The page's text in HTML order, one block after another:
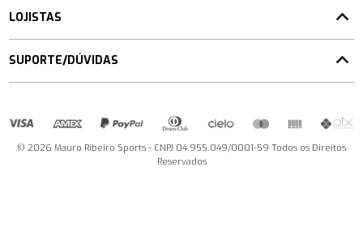
LOJISTAS
SUPORTE/DÚVIDAS
© 2026 Mauro Ribeiro Sports - CNPJ 04.955.049/0001-59 Todos os Direitos
Reservados